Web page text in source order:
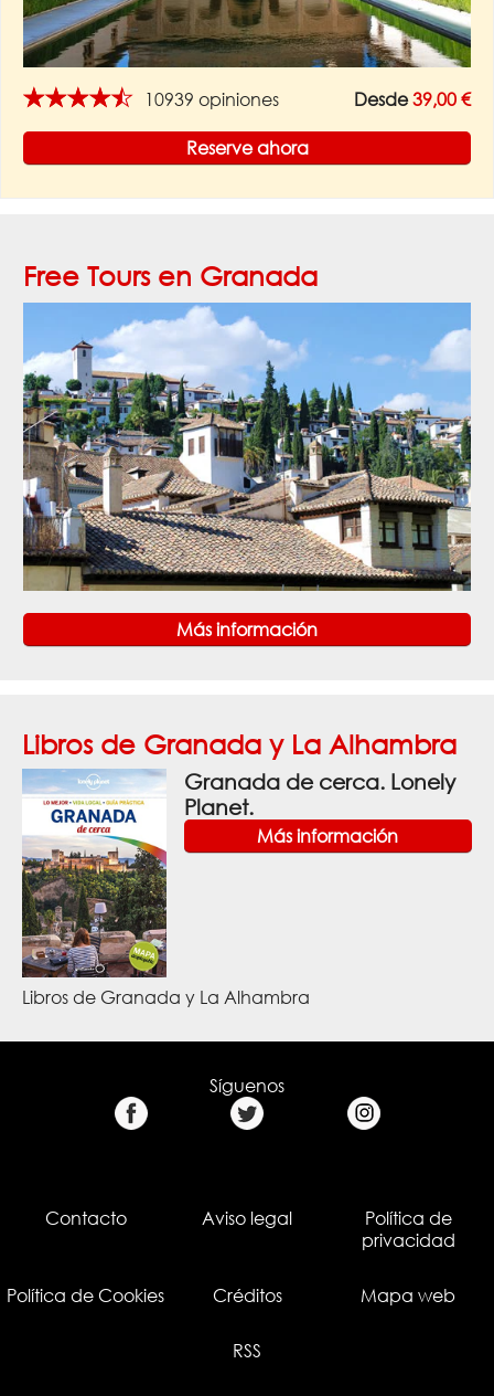
★★★★★ 10939 opiniones Desde39,00 €
Reserve ahora
Free Tours en Granada
Más información
Libros de Granada y La Alhambra
Granada de cerca. Lonely
Planet.
Más información
Libros de Granada y La Alhambra
Síguenos
Contacto Aviso legal
Política de
privacidad
Política de Cookies Créditos Mapa web
RSS